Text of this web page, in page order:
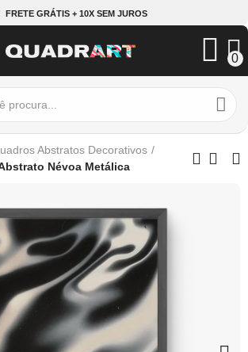
FRETE GRÁTIS + 10X SEM JUROS
0
Abstratos Decorativos
Névoa Metálica